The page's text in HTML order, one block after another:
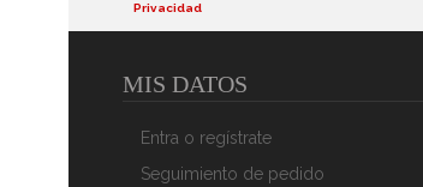
Privacidad
MIS DATOS
Entra o regístrate
Seguimiento de pedido